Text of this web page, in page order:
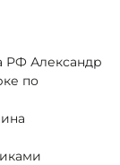
РФ Александр
по